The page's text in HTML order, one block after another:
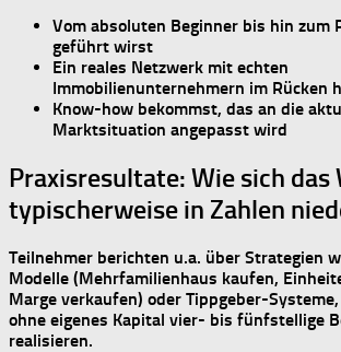
Vom absoluten Beginner bis hin zum
geführt wirst
Ein reales Netzwerk mit echten
Immobilienunternehmern im Rücken
Know-how bekommst, das an die
Marktsituation angepasst wird
Praxisresultate: Wie sich das
typischerweise in Zahlen
Teilnehmer berichten u.a. über Strategien
Modelle (Mehrfamilienhaus kaufen,
Marge verkaufen) oder Tippgeber-
ohne eigenes Kapital vier- bis fünfstellige
realisieren.